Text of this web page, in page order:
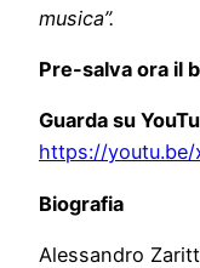
musica”.
Pre-salva ora il
Guarda su
https://youtu.be/
Biografia
Alessandro